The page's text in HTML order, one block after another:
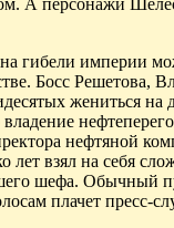
А персонажи
гибели империи
Босс Решетова,
жениться на
нефтяной
лет взял на себя
шефа. Обычный
плачет пресс-